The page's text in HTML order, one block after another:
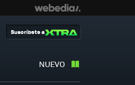
NUEVO
Suscríbete a